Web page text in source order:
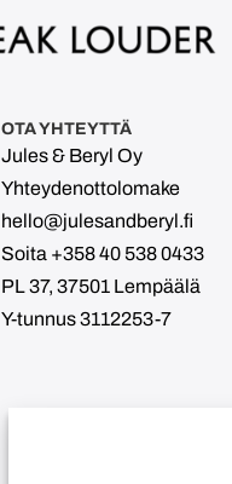
OTA YHTEYTTÄ
Jules & Beryl Oy
Yhteydenottolomake
hello@julesandberyl.fi
Soita +358 40 538 0433
PL 37, 37501 Lempäälä
Y-tunnus 3112253-7